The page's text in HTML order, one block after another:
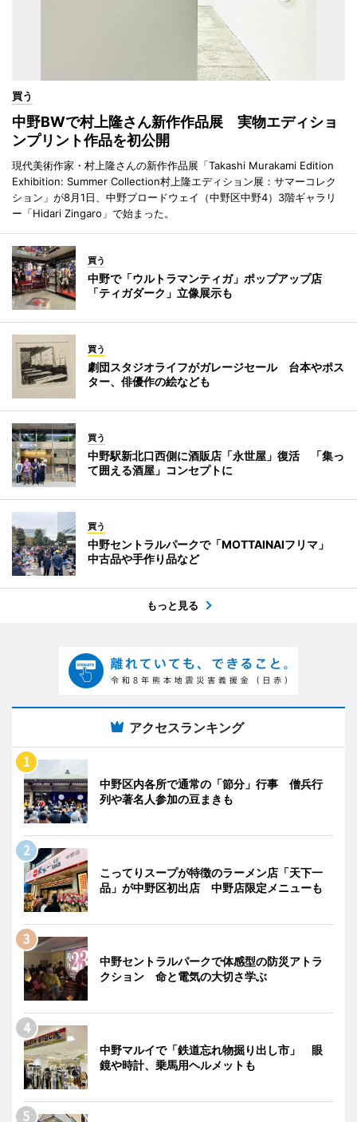
買う
中野BWで村上隆さん新作作品展 実物エディショ
ンプリント作品を初公開
現代美術作家・村上隆さんの新作作品展「Takashi Murakami Edition
Exhibition: Summer Collection村上隆エディション展：サマーコレク
ション」が8月1日、中野ブロードウェイ（中野区中野4）3階ギャラリ
ー「Hidari Zingaro」で始まった。
買う
中野で「ウルトラマンティガ」ポップアップ店
「ティガダーク」立像展示も
買う
劇団スタジオライフがガレージセール 台本やポス
ター、俳優作の絵なども
買う
中野駅新北口西側に酒販店「永世屋」復活 「集っ
て囲える酒屋」コンセプトに
買う
中野セントラルパークで「MOTTAINAIフリマ」
中古品や手作り品など
もっと見る
アクセスランキング
中野区内各所で通常の「節分」行事 僧兵行
列や著名人参加の豆まきも
こってりスープが特徴のラーメン店「天下一
品」が中野区初出店 中野店限定メニューも
中野セントラルパークで体感型の防災アトラ
クション 命と電気の大切さ学ぶ
中野マルイで「鉄道忘れ物掘り出し市」 眼
鏡や時計、乗馬用ヘルメットも